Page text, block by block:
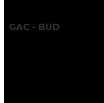
GAC - BUD
Wykorzystując naszą